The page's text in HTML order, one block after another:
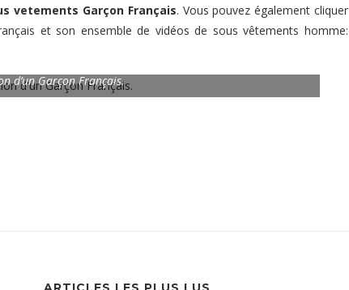
vetements Garçon Français. Vous pouvez également cliquer
et son ensemble de vidéos de sous vêtements homme:
d’un Garçon Français.